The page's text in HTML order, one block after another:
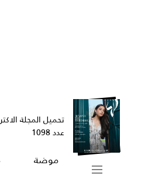
تحميل المجلة
عدد 1098
موضة